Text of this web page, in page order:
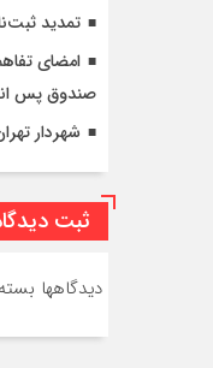
تمدید
امضای
صندوق پس
شهردار
ثبت
دیدگاهها